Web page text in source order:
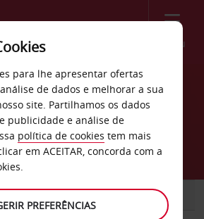
Menu
carros Rinta-
Turku
COMERCIAIS
para lhe apresentar ofertas
de dados e melhorar a sua
site. Partilhamos os dados
publicidade e análise de
política de cookies tem mais
em ACEITAR, concorda com a
PREFERÊNCIAS